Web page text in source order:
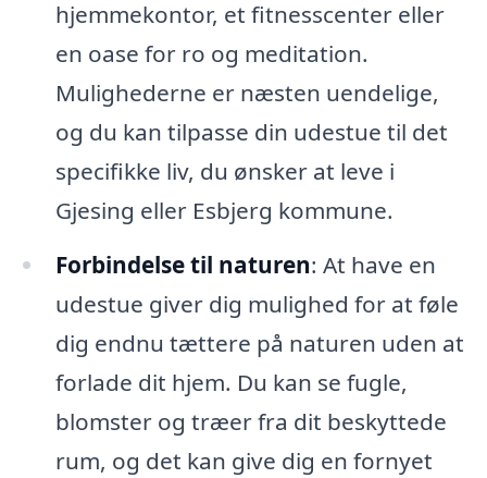
hjemmekontor, et fitnesscenter eller
en oase for ro og meditation.
Mulighederne er næsten uendelige,
og du kan tilpasse din udestue til det
specifikke liv, du ønsker at leve i
Gjesing eller Esbjerg kommune.
Forbindelse til naturen: At have en
udestue giver dig mulighed for at føle
dig endnu tættere på naturen uden at
forlade dit hjem. Du kan se fugle,
blomster og træer fra dit beskyttede
rum, og det kan give dig en fornyet